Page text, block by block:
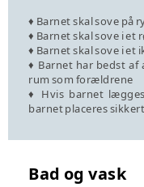
♦ Barnet skal sove på
♦ Barnet skal sove i et
♦ Barnet skal sove i et
♦ Barnet har bedst af
rum som forældrene
♦ Hvis barnet
barnet placeres
Bad og vask